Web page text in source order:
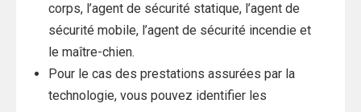
corps, l’agent de sécurité statique, l’agent de
sécurité mobile, l’agent de sécurité incendie et
le maître-chien.
Pour le cas des prestations assurées par la
technologie, vous pouvez identifier les